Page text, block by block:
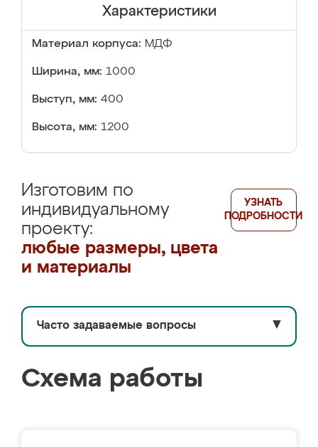
Характеристики
Материал корпуса: МДФ
Ширина, мм: 1000
Выступ, мм: 400
Высота, мм: 1200
Изготовим по
индивидуальному
проекту:
любые размеры, цвета
и материалы
УЗНАТЬ
ПОДРОБНОСТИ
Часто задаваемые вопросы ▼
Схема работы